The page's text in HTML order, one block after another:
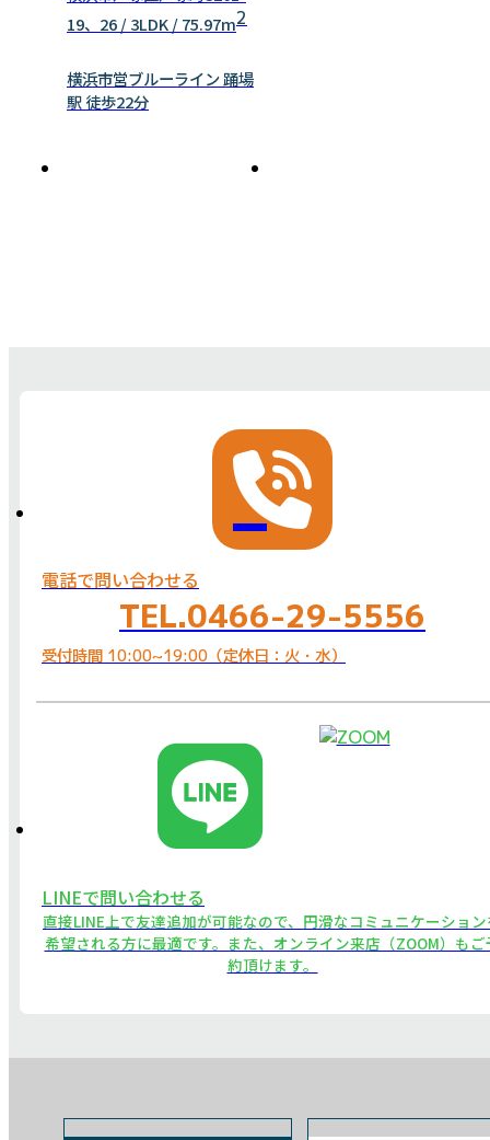
19、26 / 3LDK / 75.97m2
横浜市営ブルーライン 踊場
駅 徒歩22分
電話で問い合わせる
TEL.0466-29-5556
受付時間 10:00~19:00（定休日：火・水）
LINEで問い合わせる
直接LINE上で友達追加が可能なので、円滑なコミュニケーショ
希望される方に最適です。また、オンライン来店（ZOOM）もご
約頂けます。